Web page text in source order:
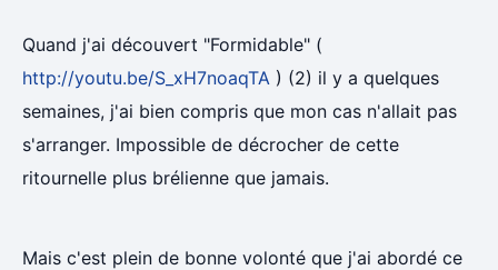
Quand j'ai découvert "Formidable" (
http://youtu.be/S_xH7noaqTA ) (2) il y a quelques
semaines, j'ai bien compris que mon cas n'allait pas
s'arranger. Impossible de décrocher de cette
ritournelle plus brélienne que jamais.
Mais c'est plein de bonne volonté que j'ai abordé ce